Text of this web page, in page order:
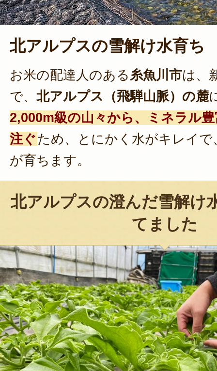
北アルプスの雪解け水育ち
お米の配達人のある糸魚川市は、
で、 北アルプス（飛騨山脈）の麓
2,000m級の山々から、ミネラル
注ぐため、とにかく水がキレイで
が育ちます。
北アルプスの澄んだ雪解け
てました